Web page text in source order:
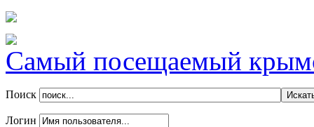
Самый посещаемый
Поиск
Логин